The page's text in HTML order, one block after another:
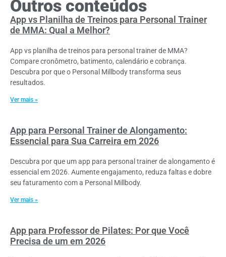
Outros conteúdos
App vs Planilha de Treinos para Personal Trainer
de MMA: Qual a Melhor?
App vs planilha de treinos para personal trainer de MMA?
Compare cronômetro, batimento, calendário e cobrança.
Descubra por que o Personal Millbody transforma seus
resultados.
Ver mais »
App para Personal Trainer de Alongamento:
Essencial para Sua Carreira em 2026
Descubra por que um app para personal trainer de alongamento é
essencial em 2026. Aumente engajamento, reduza faltas e dobre
seu faturamento com a Personal Millbody.
Ver mais »
App para Professor de Pilates: Por que Você
Precisa de um em 2026